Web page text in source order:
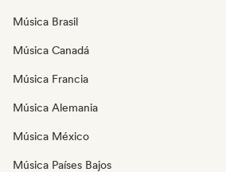
Música Brasil
Música Canadá
Música Francia
Música Alemania
Música México
Música Países Bajos